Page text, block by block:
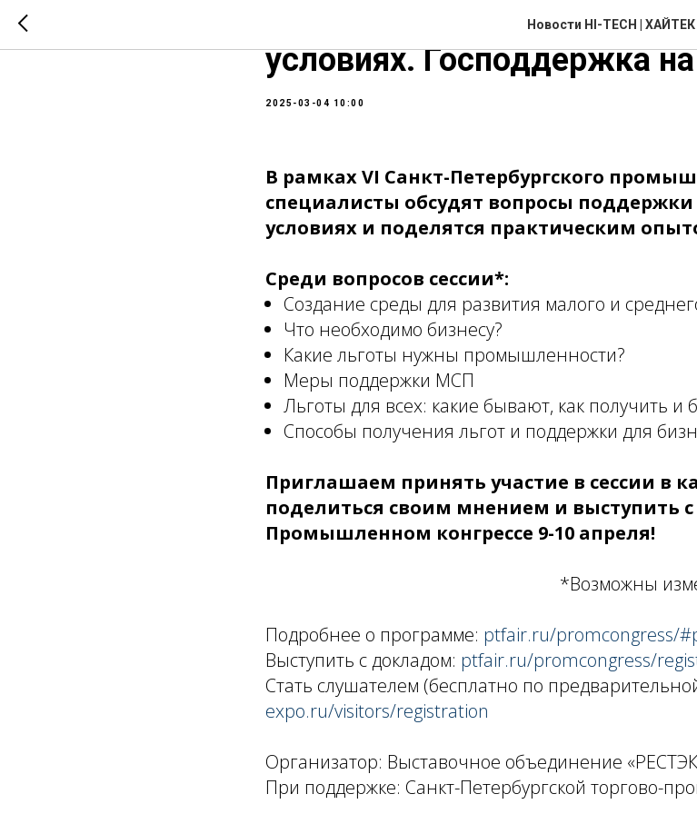
Новости HI-TECH | ХАЙТЕК
Сессия. Поддержка
условиях. Господдержка
2025-03-04 10:00
В рамках VI Санкт-Петербургского
специалисты обсудят вопросы
условиях и поделятся практическим
Среди вопросов сессии*:
Создание среды для развития малого и
Что необходимо бизнесу?
Какие льготы нужны промышленности?
Меры поддержки МСП
Льготы для всех: какие бывают, как получить и
Способы получения льгот и поддержки для
Приглашаем принять участие в сессии в
поделиться своим мнением и выступить
Промышленном конгрессе 9-10 апреля!
*Возможны
Подробнее о программе: ptfair.ru/promcongress/
Выступить с докладом: ptfair.ru/promcongress/
Стать слушателем (бесплатно по
expo.ru/visitors/registration
Организатор: Выставочное объединение
При поддержке: Санкт-Петербургской торгово-